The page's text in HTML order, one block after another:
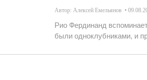
Автор: Алексей Емельянов
Рио Фердинанд
были одноклубниками, и